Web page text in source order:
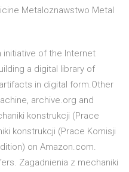
Metaloznawstwo Metal
initiative of the Internet
a digital library of
in digital form.Other
archive.org and
konstrukcji (Prace
konstrukcji (Prace Komisji
on Amazon.com.
Zagadnienia z mechaniki